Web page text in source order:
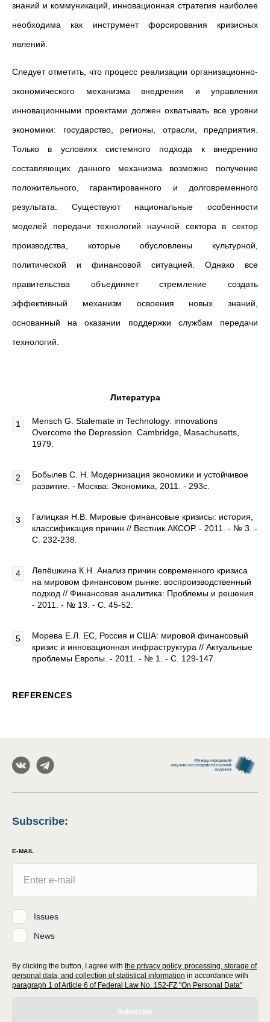
знаний и коммуникаций, инновационная стратегия наиболее
необходима как инструмент форсирования кризисных
явлений.
Следует отметить, что процесс реализации организационно-
экономического механизма внедрения и управления
инновационными проектами должен охватывать все уровни
экономики: государство, регионы, отрасли, предприятия.
Только в условиях системного подхода к внедрению
составляющих данного механизма возможно получение
положительного, гарантированного и долговременного
результата. Существуют национальные особенности
моделей передачи технологий научной сектора в сектор
производства, которые обусловлены культурной,
политической и финансовой ситуацией. Однако все
правительства объединяет стремление создать
эффективный механизм освоения новых знаний,
основанный на оказании поддержки службам передачи
технологий.
Литература
Mensch G. Stalemate in Technology: innovations
Overcome the Depression. Cambridge, Masachusetts,
1979.
Бобылев С. Н. Модернизация экономики и устойчивое
развитие. - Москва: Экономика, 2011. - 293с.
Галицкая Н.В. Мировые финансовые кризисы: история,
классификация причин // Вестник АКСОР. - 2011. - № 3. -
С. 232-238.
Лепёшкина К.Н. Анализ причин современного кризиса
на мировом финансовом рынке: воспроизводственный
подход // Финансовая аналитика: Проблемы и решения.
- 2011. - № 13. - С. 45-52.
Морева Е.Л. ЕС, Россия и США: мировой финансовый
кризис и инновационная инфраструктура // Актуальные
проблемы Европы. - 2011. - № 1. - С. 129-147.
REFERENCES
Subscribe:
E-MAIL
Issues
News
By clicking the button, I agree with the privacy policy, processing, storage of
personal data, and collection of statistical information in accordance with
paragraph 1 of Article 6 of Federal Law No. 152-FZ "On Personal Data"
Subscribe